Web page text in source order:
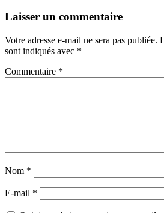
Laisser un commentaire
Votre adresse e-mail ne sera pas publiée.
sont indiqués avec *
Commentaire *
Nom *
E-mail *